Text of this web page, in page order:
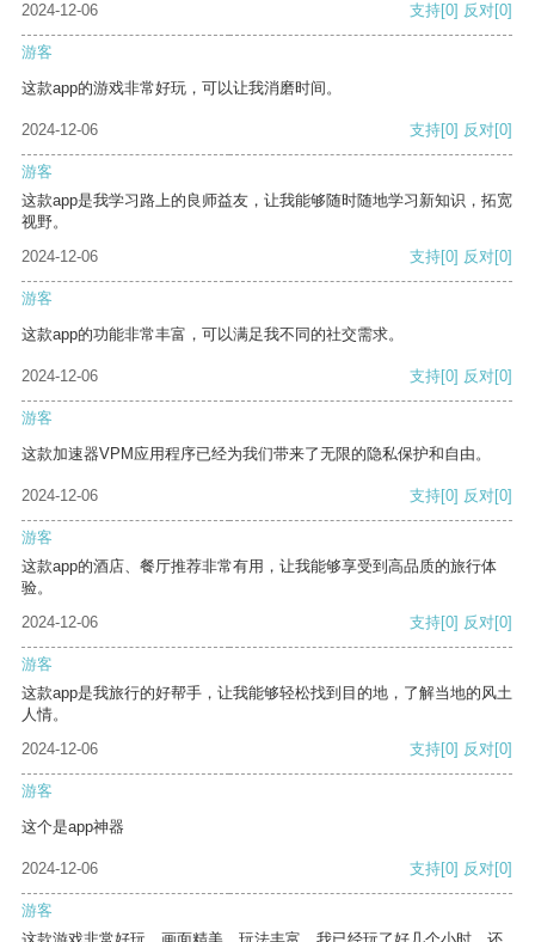
2024-12-06 支持[0] 反对[0]
游客
这款app的游戏非常好玩，可以让我消磨时间。
2024-12-06 支持[0] 反对[0]
游客
这款app是我学习路上的良师益友，让我能够随时随地学习新知识，拓宽
视野。
2024-12-06
支持[0] 反对[0]
游客
这款app的功能非常丰富，可以满足我不同的社交需求。
2024-12-06 支持[0] 反对[0]
游客
这款加速器VPM应用程序已经为我们带来了无限的隐私保护和自由。
2024-12-06 支持[0] 反对[0]
游客
这款app的酒店、餐厅推荐非常有用，让我能够享受到高品质的旅行体
验。
2024-12-06
支持[0] 反对[0]
游客
这款app是我旅行的好帮手，让我能够轻松找到目的地，了解当地的风土
人情。
2024-12-06
支持[0] 反对[0]
游客
这个是app神器
2024-12-06 支持[0] 反对[0]
游客